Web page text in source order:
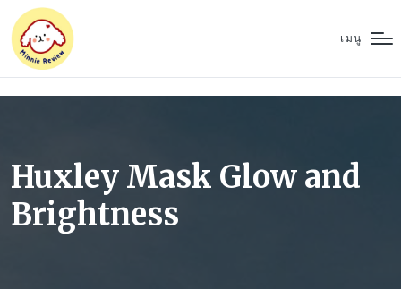
เมนู
Huxley Mask Glow and
Brightness